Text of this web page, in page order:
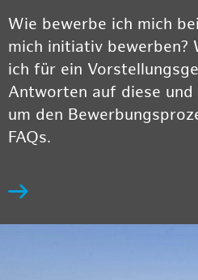
Wie bewerbe ich mich
mich initiativ bewerben?
ich für ein
Antworten auf diese
um den
FAQs.